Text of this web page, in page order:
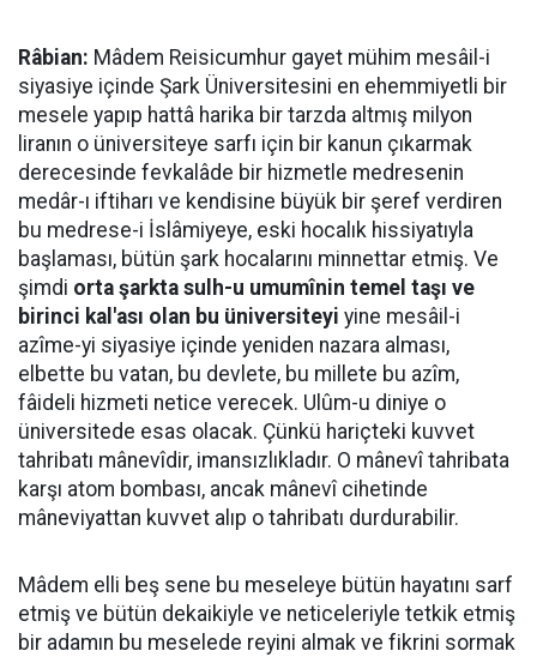
Râbian: Mâdem Reisicumhur gayet mühim mesâil-i
siyasiye içinde Şark Üniversitesini en ehemmiyetli bir
mesele yapıp hattâ harika bir tarzda altmış milyon
liranın o üniversiteye sarfı için bir kanun çıkarmak
derecesinde fevkalâde bir hizmetle medresenin
medâr-ı iftiharı ve kendisine büyük bir şeref verdiren
bu medrese-i İslâmiyeye, eski hocalık hissiyatıyla
başlaması, bütün şark hocalarını minnettar etmiş. Ve
şimdi orta şarkta sulh-u umumînin temel taşı ve
birinci kal'ası olan bu üniversiteyi yine mesâil-i
azîme-yi siyasiye içinde yeniden nazara alması,
elbette bu vatan, bu devlete, bu millete bu azîm,
fâideli hizmeti netice verecek. Ulûm-u diniye o
üniversitede esas olacak. Çünkü hariçteki kuvvet
tahribatı mânevîdir, imansızlıkladır. O mânevî tahribata
karşı atom bombası, ancak mânevî cihetinde
mâneviyattan kuvvet alıp o tahribatı durdurabilir.
Mâdem elli beş sene bu meseleye bütün hayatını sarf
etmiş ve bütün dekaikiyle ve neticeleriyle tetkik etmiş
bir adamın bu meselede reyini almak ve fikrini sormak